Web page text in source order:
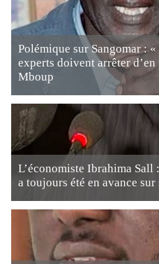
Polémique sur Sangomar :
experts doivent arrêter
Mboup
L’économiste Ibrahima Sall
a toujours été en avance sur